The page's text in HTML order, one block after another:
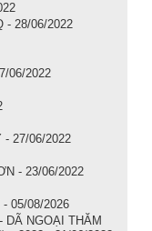
- 28/06/2022
06/2022
- 27/06/2022
- 23/06/2022
05/08/2026
DÃ NGOẠI THĂM